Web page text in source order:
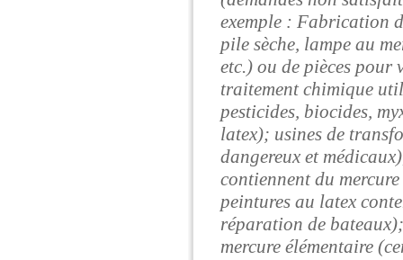
exemple : Fabrication
pile sèche, lampe au
etc.) ou de pièces pour
traitement chimique
pesticides, biocides,
latex); usines de
dangereux et
contiennent du
peintures au latex
réparation de
mercure élémentaire